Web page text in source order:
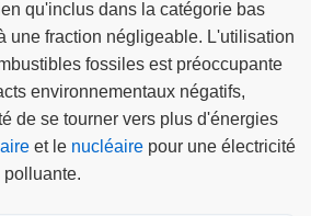
qu'inclus dans la catégorie bas
une fraction négligeable. L'utilisation
fossiles est préoccupante
environnementaux négatifs,
de se tourner vers plus d'énergies
et le nucléaire pour une électricité
polluante.